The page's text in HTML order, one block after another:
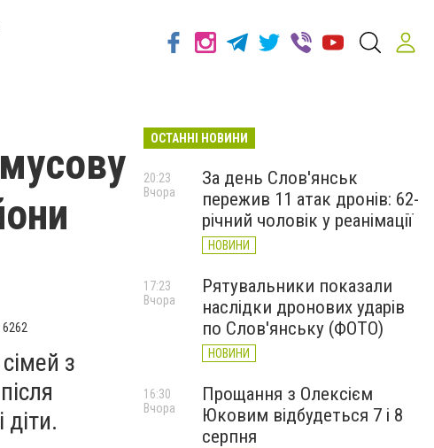
з
ОСТАННІ НОВИНИ
За день Слов'янськ
пережив 11 атак дронів: 62-
річний чоловік у реанімації
НОВИНИ
20:23
Вчора
Рятувальники показали
наслідки дронових ударів
по Слов'янську (ФОТО)
НОВИНИ
17:23
Вчора
Прощання з Олексієм
Юковим відбудеться 7 і 8
серпня
16:30
Вчора